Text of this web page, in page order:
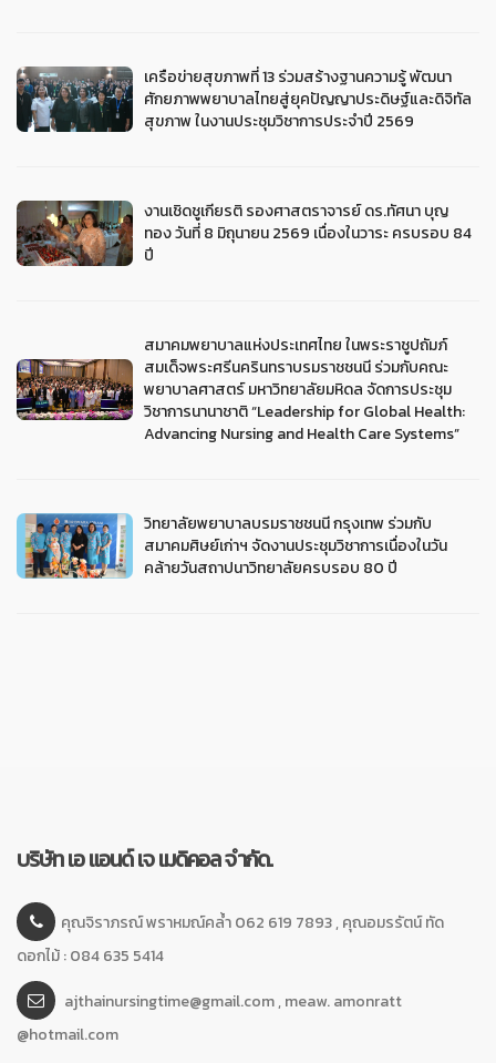
เครือข่ายสุขภาพที่ 13 ร่วมสร้างฐานความรู้ พัฒนา
ศักยภาพพยาบาลไทยสู่ยุคปัญญาประดิษฐ์และดิจิทัล
สุขภาพ ในงานประชุมวิชาการประจำปี 2569
งานเชิดชูเกียรติ รองศาสตราจารย์ ดร.ทัศนา บุญ
ทอง วันที่ 8 มิถุนายน 2569 เนื่องในวาระ ครบรอบ 84
ปี
สมาคมพยาบาลแห่งประเทศไทย ในพระราชูปถัมภ์
สมเด็จพระศรีนครินทราบรมราชชนนี ร่วมกับคณะ
พยาบาลศาสตร์ มหาวิทยาลัยมหิดล จัดการประชุม
วิชาการนานาชาติ “Leadership for Global Health:
Advancing Nursing and Health Care Systems”
วิทยาลัยพยาบาลบรมราชชนนี กรุงเทพ ร่วมกับ
สมาคมศิษย์เก่าฯ จัดงานประชุมวิชาการเนื่องในวัน
คล้ายวันสถาปนาวิทยาลัยครบรอบ 80 ปี
บริษัท เอ แอนด์ เจ เมดิคอล จำกัด.
คุณจิราภรณ์ พราหมณ์คล้ำ 062 619 7893 , คุณอมรรัตน์ ทัด
ดอกไม้ : 084 635 5414
ajthainursingtime@gmail.com , meaw. amonratt
@hotmail.com